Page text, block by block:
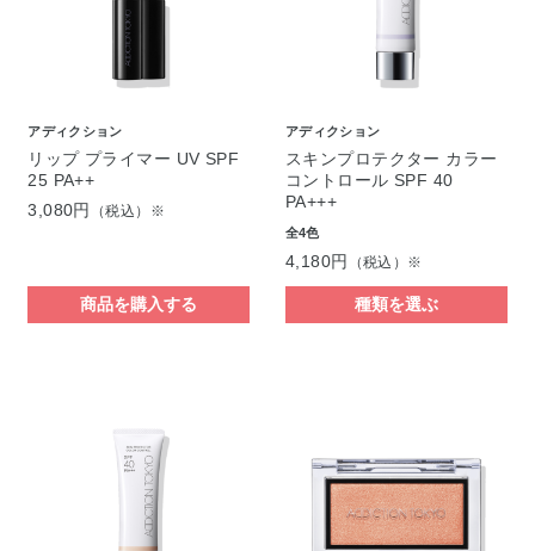
アディクション
リップ プライマー UV SPF
25 PA++
3,080円
（税込）※
商品を購入する
アディクション
スキンプロテクター カラー
コントロール SPF 40
PA+++
全4色
4,180円 （税込）※
種類を選ぶ